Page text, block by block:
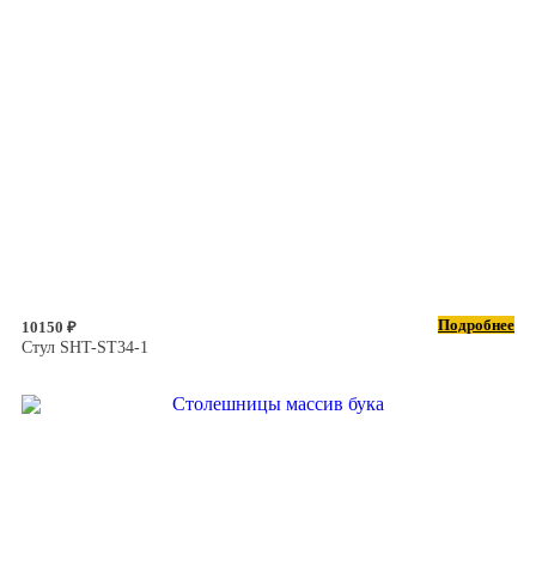
10150 ₽
Подробнее
Стул SHT-ST34-1